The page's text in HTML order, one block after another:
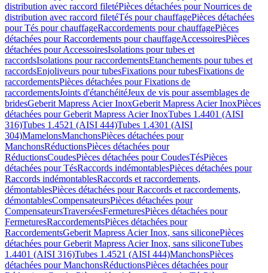
distribution avec raccord filetéPièces détachées pour Nourrices de
distribution avec raccord filetéTés pour chauffagePièces détachées
pour Tés pour chauffageRaccordements pour chauffagePièces
détachées pour Raccordements pour chauffageAccessoiresPièces
détachées pour AccessoiresIsolations pour tubes et
raccordsIsolations pour raccordementsEtanchements pour tubes et
raccordsEnjoliveurs pour tubesFixations pour tubesFixations de
raccordementsPièces détachées pour Fixations de
raccordementsJoints d'étanchéitéJeux de vis pour assemblages de
bridesGeberit Mapress Acier InoxGeberit Mapress Acier InoxPièces
détachées pour Geberit Mapress Acier InoxTubes 1.4401 (AISI
316)Tubes 1.4521 (AISI 444)Tubes 1.4301 (AISI
304)MamelonsManchonsPièces détachées pour
ManchonsRéductionsPièces détachées pour
RéductionsCoudesPièces détachées pour CoudesTésPièces
détachées pour TésRaccords indémontablesPièces détachées pour
Raccords indémontablesRaccords et raccordements,
démontablesPièces détachées pour Raccords et raccordements,
démontablesCompensateursPièces détachées pour
CompensateursTraverséesFermeturesPièces détachées pour
FermeturesRaccordementsPièces détachées pour
RaccordementsGeberit Mapress Acier Inox, sans siliconePièces
détachées pour Geberit Mapress Acier Inox, sans siliconeTubes
1.4401 (AISI 316)Tubes 1.4521 (AISI 444)ManchonsPièces
détachées pour ManchonsRéductionsPièces détachées pour